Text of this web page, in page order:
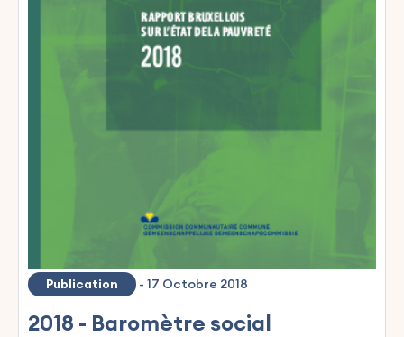
2018 - Baromètre social
Publication - 17 Octobre 2018